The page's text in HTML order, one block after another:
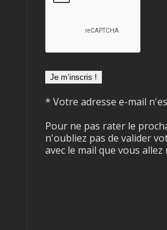
* Votre adresse e-mail
Pour ne pas rater le
n'oubliez pas de valider
avec le mail que vous allez